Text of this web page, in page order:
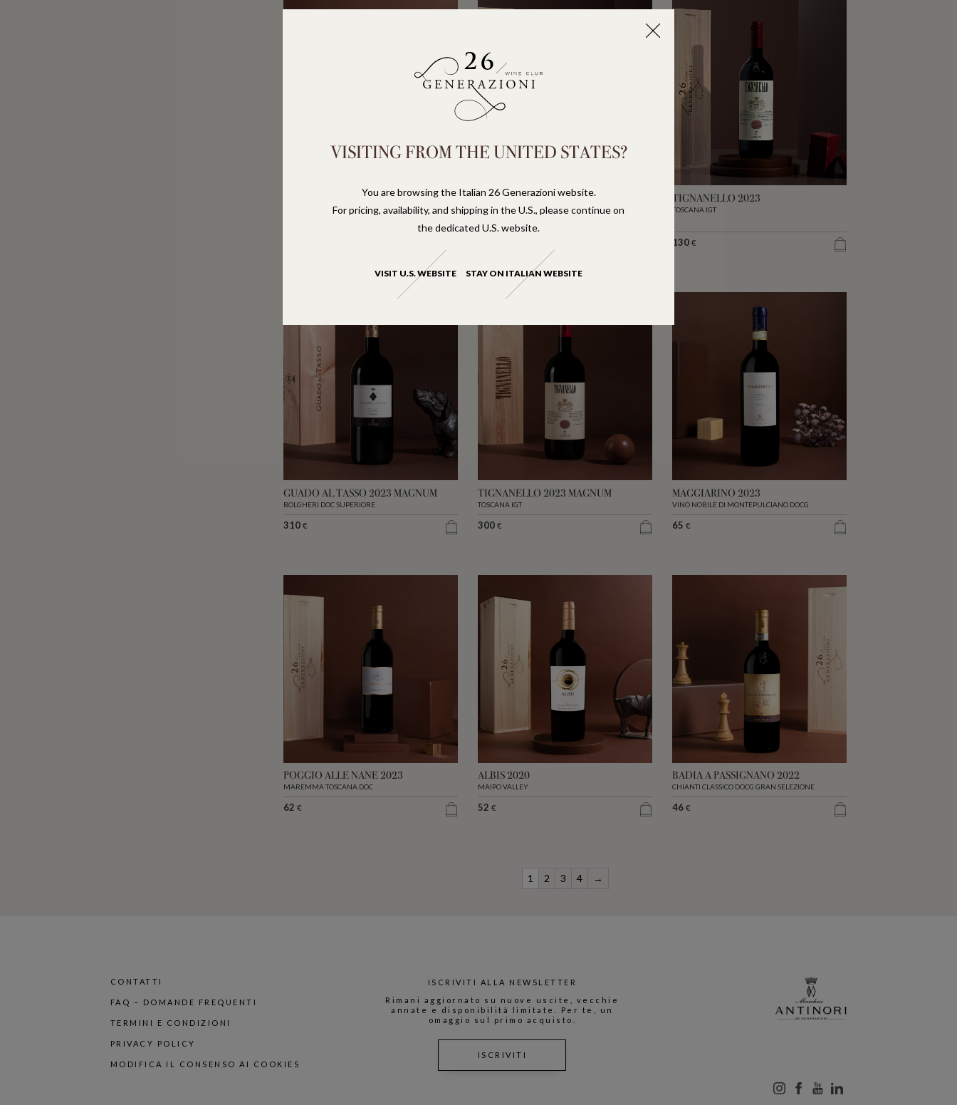
PIAN DELLE VIGNE VIGNAFERROVIA
GUADO AL TASSO 2023
BOLGHERI DOC SUPERIORE
TIGNANELLO 2023
TOSCANA IGT
130 €
GUADO AL TASSO 2023 MAGNUM
BOLGHERI DOC SUPERIORE
310 €
TIGNANELLO 2023 MAGNUM
TOSCANA IGT
300 €
MAGGIARINO 2023
VINO NOBILE DI MONTEPULCIANO DOCG
65 €
POGGIO ALLE NANE 2023
MAREMMA TOSCANA DOC
62 €
ALBIS 2020
MAIPO VALLEY
52 €
BADIA A PASSIGNANO 2022
CHIANTI CLASSICO DOCG GRAN SELEZIONE
46 €
1 2 3 4 →
CONTATTI
FAQ – DOMANDE FREQUENTI
TERMINI E CONDIZIONI
PRIVACY POLICY
MODIFICA IL CONSENSO AI COOKIES
ISCRIVITI ALLA NEWSLETTER
Rimani aggiornato su nuove uscite, vecchie
annate e disponibilità limitate. Per te, un
omaggio sul primo acquisto.
ISCRIVITI
VISITING FROM THE UNITED STATES?
You are browsing the Italian 26 Generazioni website.
For pricing, availability, and shipping in the U.S., please continue on
the dedicated U.S. website.
VISIT U.S. WEBSITE STAY ON ITALIAN WEBSITE